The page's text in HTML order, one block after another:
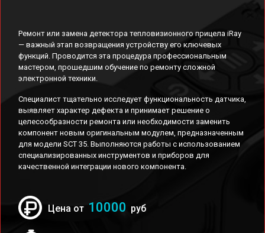
Ремонт или замена детектора тепловизионного прицела iRay
— важный этап возвращения устройству его ключевых
функций. Проводится эта процедура профессиональным
мастером, прошедшим обучение по ремонту сложной
электронной техники.
Специалист тщательно исследует функциональность датчика,
выявляет характер дефекта и принимает решение о
целесообразности ремонта или необходимости заменить
компонент новым оригинальным модулем, предназначенным
для модели SCT 35. Выполняются работы с использованием
специализированных инструментов и приборов для
качественной интеграции нового компонента.
Цена от 10000 руб